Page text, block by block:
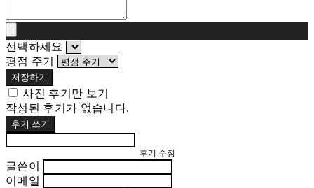
선택하세요
평점 주기
저장하기
사진 후기만 보기
작성된 후기가 없습니다.
후기 쓰기
후기 수정
글쓴이
이메일